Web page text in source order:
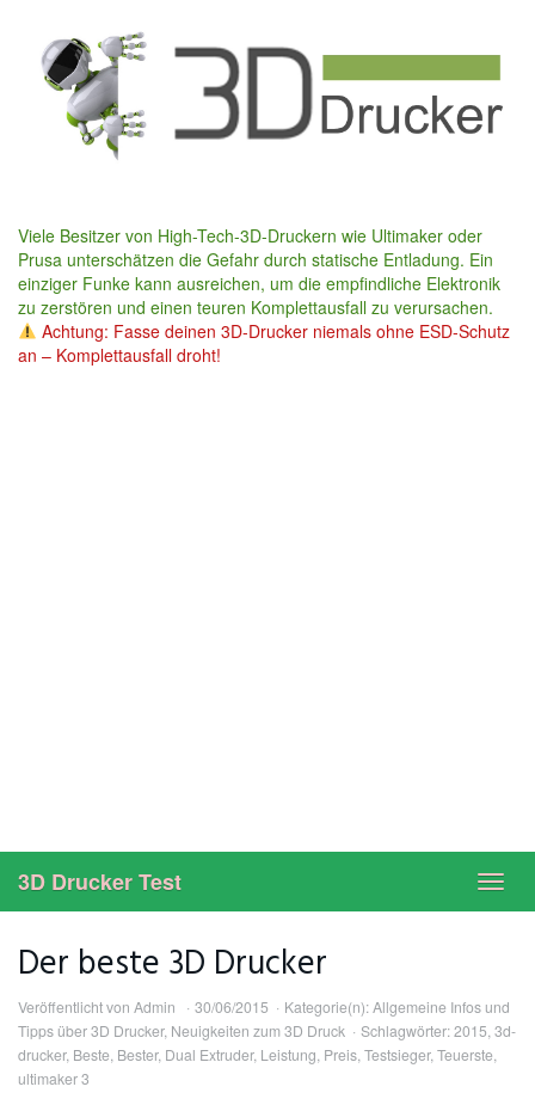
content
Viele Besitzer von High-Tech-3D-Druckern wie Ultimaker oder
Prusa unterschätzen die Gefahr durch statische Entladung. Ein
einziger Funke kann ausreichen, um die empfindliche Elektronik
zu zerstören und einen teuren Komplettausfall zu verursachen.
Achtung: Fasse deinen 3D-Drucker niemals ohne ESD-Schutz
an – Komplettausfall droht!
3D Drucker Test
Der beste 3D Drucker
Veröffentlicht von Admin 30/06/2015 Kategorie(n):Allgemeine Infos und
Tipps über 3D Drucker, Neuigkeiten zum 3D Druck Schlagwörter:2015, 3d-
drucker, Beste, Bester, Dual Extruder, Leistung, Preis, Testsieger, Teuerste,
ultimaker 3